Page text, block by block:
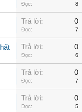
Đọc: 8
Trả lời: 0
Đọc: 7
Trả lời: 0
Đọc: 6
Trả lời: 0
Đọc: 7
Trả lời: 0
Đọc: 5